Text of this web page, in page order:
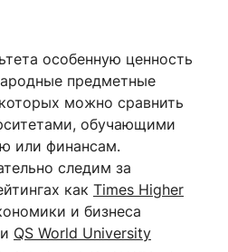
особенную ценность
предметные
можно сравнить
обучающими
или финансам.
следим за
как Times Higher
и бизнеса
QS World University